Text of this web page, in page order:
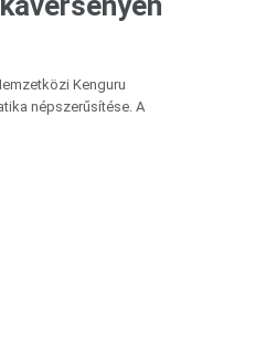
Kenguru
népszerűsítése. A